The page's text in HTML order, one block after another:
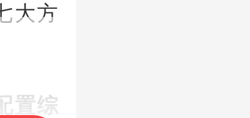
大方
置综